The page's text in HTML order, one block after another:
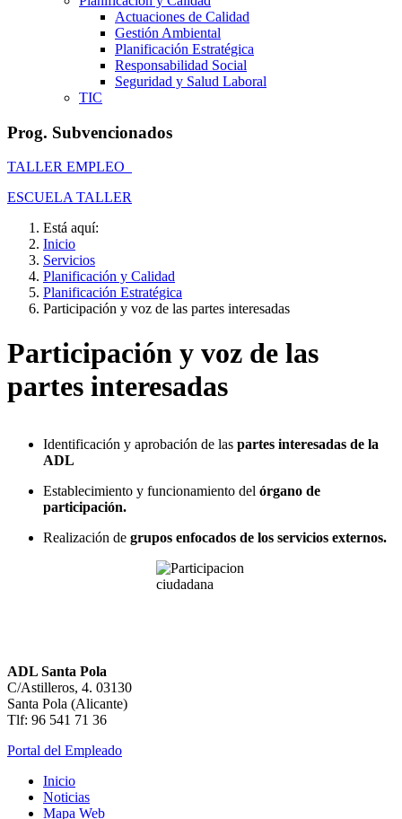
Actuaciones de Calidad
Gestión Ambiental
Planificación Estratégica
Responsabilidad Social
Seguridad y Salud Laboral
TIC
Prog. Subvencionados
TALLER EMPLEO
ESCUELA TALLER
Está aquí:
Inicio
Servicios
Planificación y Calidad
Planificación Estratégica
Participación y voz de las partes interesadas
Participación y voz de las
partes interesadas
Identificación y aprobación de las partes interesadas de la
ADL
Establecimiento y funcionamiento del órgano de
participación.
Realización de grupos enfocados de los servicios externos.
ADL Santa Pola
C/Astilleros, 4. 03130
Santa Pola (Alicante)
Tlf: 96 541 71 36
Portal del Empleado
Inicio
Noticias
Mapa Web